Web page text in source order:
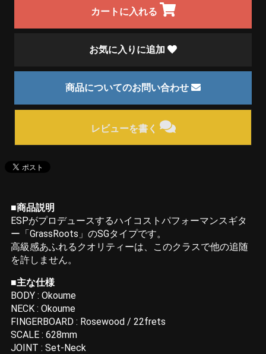
カートに入れる
お気に入りに追加
商品についてのお問い合わせ
レビューを書く
■商品説明
ESPがプロデュースするハイコストパフォーマンスギタ
ー「GrassRoots」のSGタイプです。
高級感あふれるクオリティーは、このクラスで他の追随
を許しません。
■主な仕様
BODY : Okoume
NECK : Okoume
FINGERBOARD : Rosewood / 22frets
SCALE : 628mm
JOINT : Set-Neck